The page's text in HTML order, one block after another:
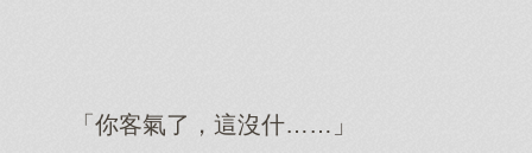
「你客氣了，這沒什……」